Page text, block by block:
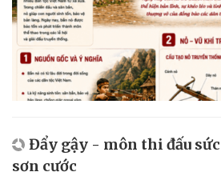
Đẩy gậy - môn thi đấu
sơn cước